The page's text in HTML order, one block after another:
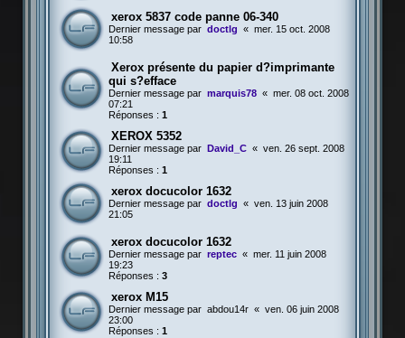
xerox 5837 code panne 06-340
Dernier message par doctlg « mer. 15 oct. 2008
10:58
Xerox présente du papier d?imprimante
qui s?efface
Dernier message par marquis78 « mer. 08 oct. 2008
07:21
Réponses : 1
XEROX 5352
Dernier message par David_C « ven. 26 sept. 2008
19:11
Réponses : 1
xerox docucolor 1632
Dernier message par doctlg « ven. 13 juin 2008
21:05
xerox docucolor 1632
Dernier message par reptec « mer. 11 juin 2008
19:23
Réponses : 3
xerox M15
Dernier message par abdou14r « ven. 06 juin 2008
23:00
Réponses : 1